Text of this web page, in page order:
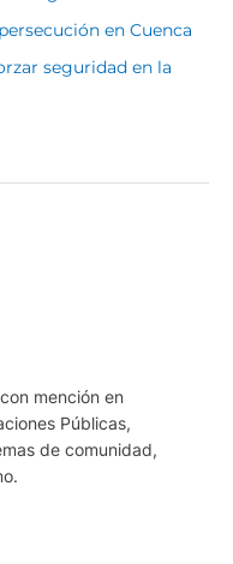
en Cuenca
seguridad en la
mención en
Públicas,
de comunidad,